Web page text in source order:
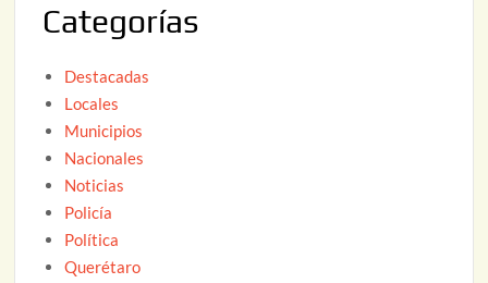
Categorías
Destacadas
Locales
Municipios
Nacionales
Noticias
Policía
Política
Querétaro